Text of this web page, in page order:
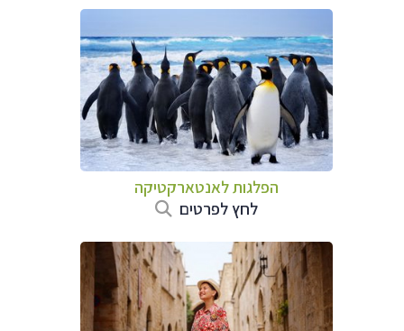
הפלגות לאנטארקטיקה
לחץ לפרטים